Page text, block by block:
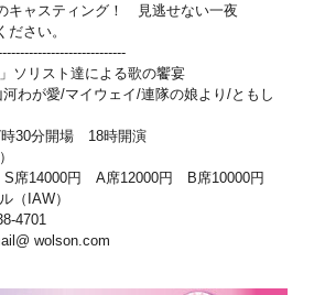
キャスティング！ 見逃せない一夜
さい。
スト達による歌の饗宴
わが愛/マイウェイ/連隊の娘より/ともし
30分開場 18時開演
席14000円 A席12000円 B席10000円
（IAW）
4701
wolson.com